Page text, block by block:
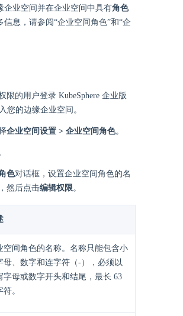
企业空间并在企业空间中具有角色
信息，请参阅“企业空间角色”和“企
限的用户登录 KubeSphere 企业版
您的边缘企业空间。
企业空间设置 > 企业空间角色。
色对话框，设置企业空间角色的名
然后点击编辑权限。
空间角色的名称。名称只能包含小
母、数字和连字符（-），必须以
字母或数字开头和结尾，最长 63
。